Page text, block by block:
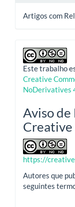
Artigos com
Este trabalho
Creative
NoDerivatives
Aviso
Creative
https://
Autores que
seguintes